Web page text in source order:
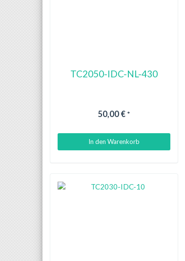
TC2050-IDC-NL-430
50,00 €*
In den Warenkorb